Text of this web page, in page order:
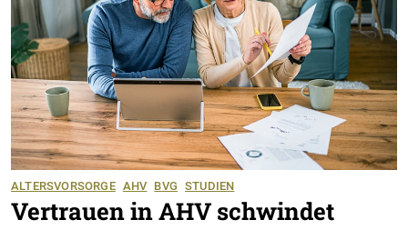
ALTERSVORSORGE AHV BVG STUDIEN
Vertrauen in AHV schwindet